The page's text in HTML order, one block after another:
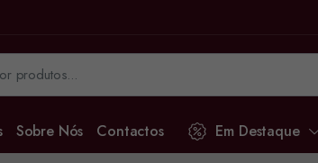
Sobre Nós Contactos Em Destaque